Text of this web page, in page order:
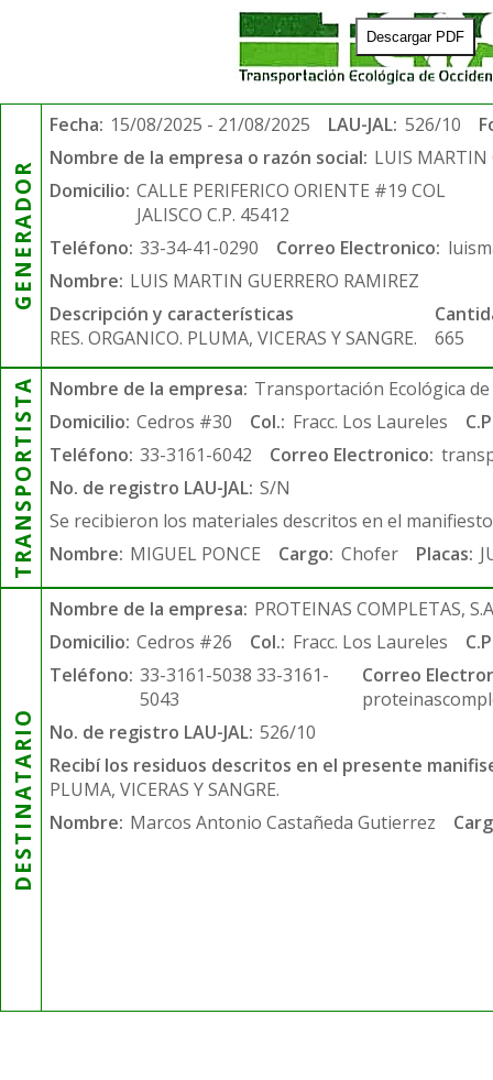
Descargar PDF
GENERADOR
Fecha: 15/08/2025 - 21/08/2025 LAU-JAL: 526/10
Nombre de la empresa o razón social: LUIS MARTIN
Domicilio: CALLE PERIFERICO ORIENTE #19 COL
JALISCO C.P. 45412
Teléfono: 33-34-41-0290 Correo Electronico:
Nombre: LUIS MARTIN GUERRERO RAMIREZ
Descripción y características
RES. ORGANICO. PLUMA, VICERAS Y SANGRE.
665
TRANSPORTISTA Nombre de la empresa: Transportación Ecológica de
Domicilio: Cedros #30 Col.: Fracc. Los Laureles
Teléfono: 33-3161-6042 Correo Electronico:
No. de registro LAU-JAL: S/N
Se recibieron los materiales descritos en el
Nombre: MIGUEL PONCE Cargo: Chofer Placas:
DESTINATARIO
Nombre de la empresa: PROTEINAS COMPLETAS,
Domicilio: Cedros #26 Col.: Fracc. Los Laureles
Teléfono: 33-3161-5038 33-3161-
5043
Correo
No. de registro LAU-JAL: 526/10
Recibí los residuos descritos en el presente
PLUMA, VICERAS Y SANGRE.
Nombre: Marcos Antonio Castañeda Gutierrez